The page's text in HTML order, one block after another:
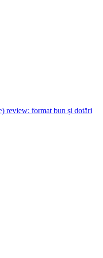
review: format bun și dotări